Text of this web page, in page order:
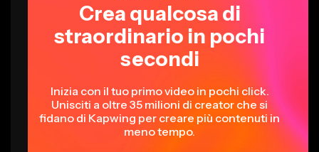
Crea qualcosa di
straordinario in pochi
secondi
Inizia con il tuo primo video in pochi click.
Unisciti a oltre 35 milioni di creator che si
fidano di Kapwing per creare più contenuti in
meno tempo.